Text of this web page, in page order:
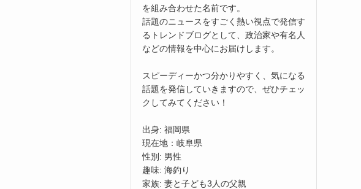
を組み合わせた名前です。
話題のニュースをすごく熱い視点で発信す
るトレンドブログとして、政治家や有名人
などの情報を中心にお届けします。
スピーディーかつ分かりやすく、気になる
話題を発信していきますので、ぜひチェッ
クしてみてください！
出身: 福岡県
現在地：岐阜県
性別: 男性
趣味: 海釣り
家族: 妻と子ども3人の父親